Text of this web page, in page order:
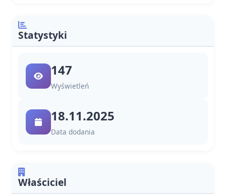
Statystyki
147
Wyświetleń
18.11.2025
Data dodania
Właściciel